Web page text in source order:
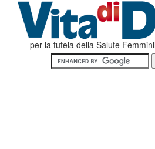
per la tutela della Salute